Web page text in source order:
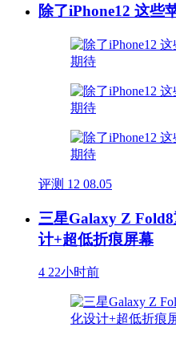
除了iPhone12 这些
评测 12 08.05
三星Galaxy Z
计+超低折痕屏幕
4 22小时前